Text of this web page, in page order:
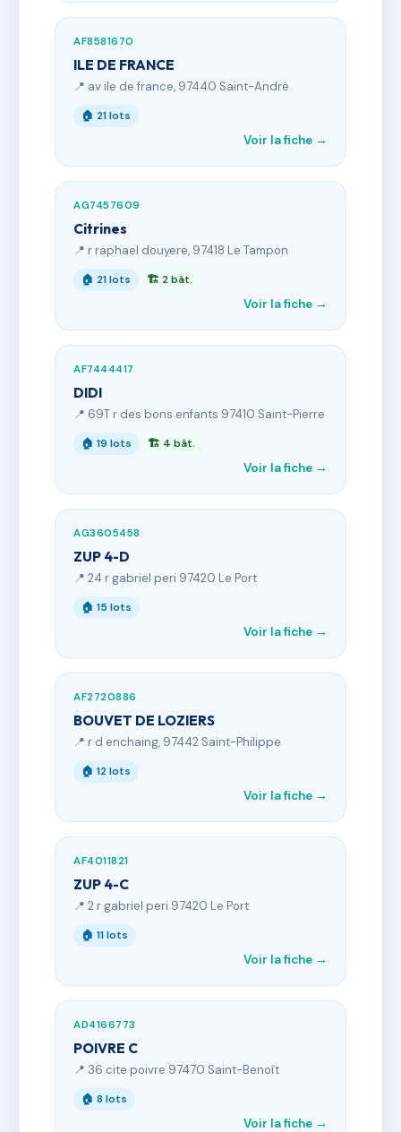
AF8581670
ILE DE FRANCE
📍 av ile de france, 97440 Saint-André
🏠 21 lots
Voir la fiche →
AG7457609
Citrines
📍 r raphael douyere, 97418 Le Tampon
🏠 21 lots 🏗 2 bât.
Voir la fiche →
AF7444417
DIDI
📍 69T r des bons enfants 97410 Saint-Pierre
🏠 19 lots 🏗 4 bât.
Voir la fiche →
AG3605458
ZUP 4-D
📍 24 r gabriel peri 97420 Le Port
🏠 15 lots
Voir la fiche →
AF2720886
BOUVET DE LOZIERS
📍 r d enchaing, 97442 Saint-Philippe
🏠 12 lots
Voir la fiche →
AF4011821
ZUP 4-C
📍 2 r gabriel peri 97420 Le Port
🏠 11 lots
Voir la fiche →
AD4166773
POIVRE C
📍 36 cite poivre 97470 Saint-Benoît
🏠 8 lots
Voir la fiche →